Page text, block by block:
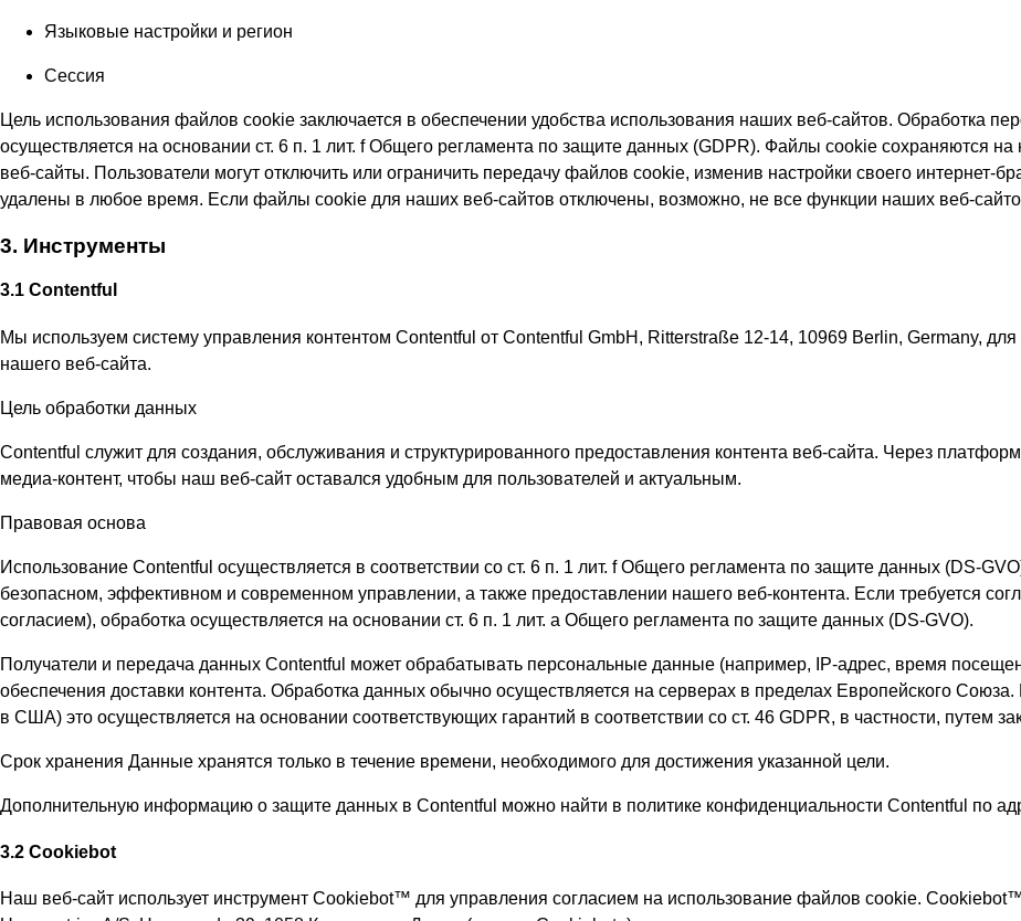
Языковые настройки и регион
Сессия
Цель использования файлов cookie заключается в обеспечении удобства использования наших веб-сайтов. Обработка
осуществляется на основании ст. 6 п. 1 лит. f Общего регламента по защите данных (GDPR). Файлы cookie сохраняются
веб-сайты. Пользователи могут отключить или ограничить передачу файлов cookie, изменив настройки своего
удалены в любое время. Если файлы cookie для наших веб-сайтов отключены, возможно, не все функции наших веб-
3. Инструменты
3.1 Contentful
Мы используем систему управления контентом Contentful от Contentful GmbH, Ritterstraße 12-14, 10969 Berlin, Germany,
нашего веб-сайта.
Цель обработки данных
Contentful служит для создания, обслуживания и структурированного предоставления контента веб-сайта. Через
медиа-контент, чтобы наш веб-сайт оставался удобным для пользователей и актуальным.
Правовая основа
Использование Contentful осуществляется в соответствии со ст. 6 п. 1 лит. f Общего регламента по защите данных (DS-
безопасном, эффективном и современном управлении, а также предоставлении нашего веб-контента. Если требуется
согласием), обработка осуществляется на основании ст. 6 п. 1 лит. a Общего регламента по защите данных (DS-GVO).
Получатели и передача данных Contentful может обрабатывать персональные данные (например, IP-адрес, время
обеспечения доставки контента. Обработка данных обычно осуществляется на серверах в пределах Европейского
в США) это осуществляется на основании соответствующих гарантий в соответствии со ст. 46 GDPR, в частности, путем
Срок хранения Данные хранятся только в течение времени, необходимого для достижения указанной цели.
Дополнительную информацию о защите данных в Contentful можно найти в политике конфиденциальности Contentful по
3.2 Cookiebot
Наш веб-сайт использует инструмент Cookiebot™ для управления согласием на использование файлов cookie.